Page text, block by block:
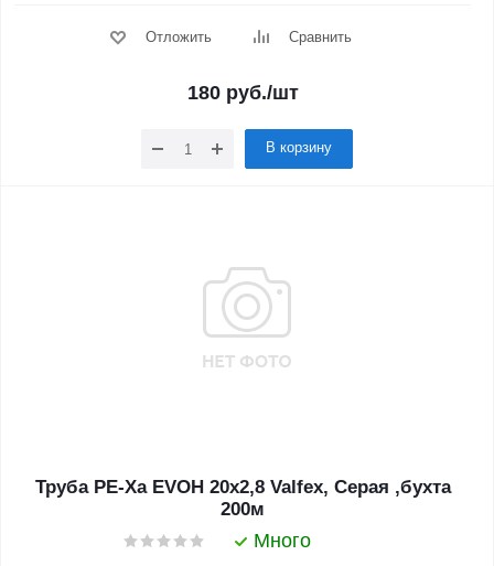
Отложить Сравнить
180 руб./шт
В корзину
Труба PЕ-Ха EVOH 20х2,8 Valfex, Серая ,бухта
200м
Много